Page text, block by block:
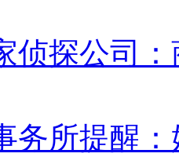
侦探公司
务所提醒